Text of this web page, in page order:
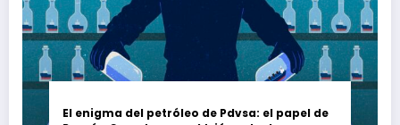
El enigma del petróleo de Pdvsa: el papel de